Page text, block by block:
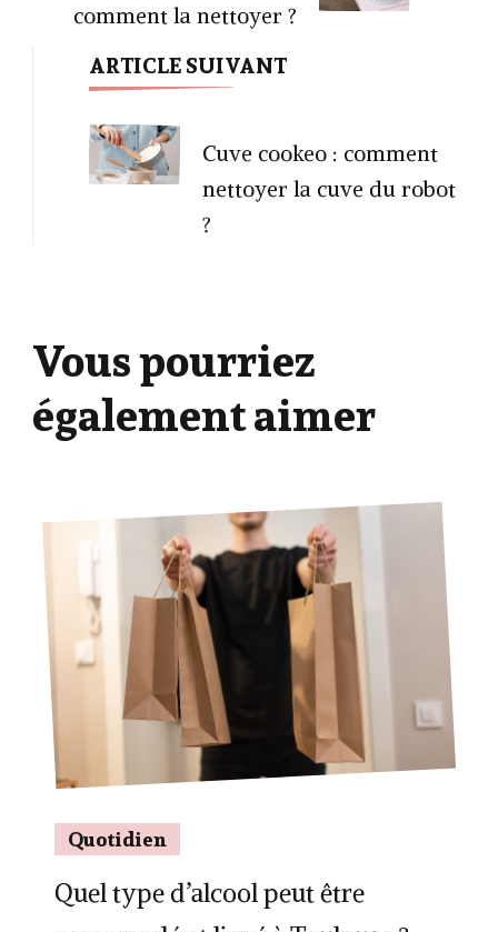
comment la nettoyer ?
ARTICLE SUIVANT
Cuve cookeo : comment
nettoyer la cuve du robot
?
Vous pourriez
également aimer
Quotidien
Quel type d’alcool peut être